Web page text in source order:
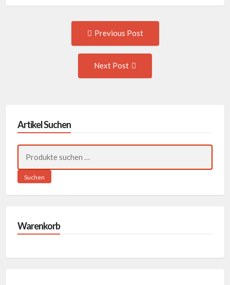
navigation
Previous Post
Next Post
Artikel Suchen
Suchen
Warenkorb